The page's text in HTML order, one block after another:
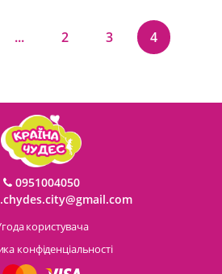
... 2 3 4
0951004050
користувача
конфіденціальності